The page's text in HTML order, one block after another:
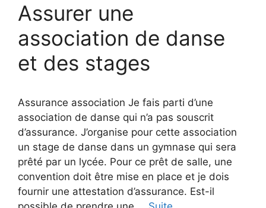
Assurer une
association de danse
et des stages
Assurance association Je fais parti d’une
association de danse qui n’a pas souscrit
d’assurance. J’organise pour cette association
un stage de danse dans un gymnase qui sera
prêté par un lycée. Pour ce prêt de salle, une
convention doit être mise en place et je dois
fournir une attestation d’assurance. Est-il